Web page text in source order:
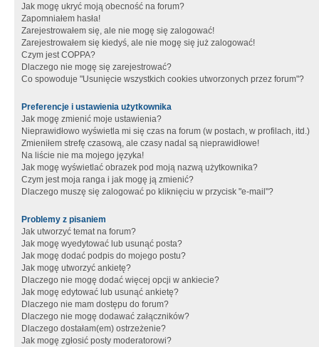
Jak mogę ukryć moją obecność na forum?
Zapomniałem hasła!
Zarejestrowałem się, ale nie mogę się zalogować!
Zarejestrowałem się kiedyś, ale nie mogę się już zalogować!
Czym jest COPPA?
Dlaczego nie mogę się zarejestrować?
Co spowoduje "Usunięcie wszystkich cookies utworzonych przez forum"?
Preferencje i ustawienia użytkownika
Jak mogę zmienić moje ustawienia?
Nieprawidłowo wyświetla mi się czas na forum (w postach, w profilach, itd.)
Zmieniłem strefę czasową, ale czasy nadal są nieprawidłowe!
Na liście nie ma mojego języka!
Jak mogę wyświetlać obrazek pod moją nazwą użytkownika?
Czym jest moja ranga i jak mogę ją zmienić?
Dlaczego muszę się zalogować po kliknięciu w przycisk "e-mail"?
Problemy z pisaniem
Jak utworzyć temat na forum?
Jak mogę wyedytować lub usunąć posta?
Jak mogę dodać podpis do mojego postu?
Jak mogę utworzyć ankietę?
Dlaczego nie mogę dodać więcej opcji w ankiecie?
Jak mogę edytować lub usunąć ankietę?
Dlaczego nie mam dostępu do forum?
Dlaczego nie mogę dodawać załączników?
Dlaczego dostałam(em) ostrzeżenie?
Jak mogę zgłosić posty moderatorowi?